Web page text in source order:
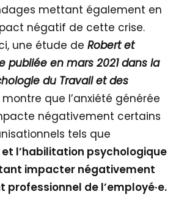
mettant également en
négatif de cette crise.
une étude de Robert et
publiée en mars 2021 dans la
du Travail et des
montre que l’anxiété générée
négativement certains
tels que
et l’habilitation psychologique
impacter négativement
professionnel de l’employé∙e.